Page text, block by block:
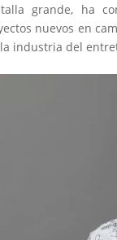
grande, ha
nuevos en
industria del